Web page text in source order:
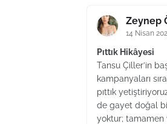
Zeynep
14 Nisan
Pıttık Hikâyesi
Tansu Çiller’in
kampanyaları
pıttık
de gayet doğal
yoktur; tamamen